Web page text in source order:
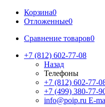
Корзина0
Отложенные0
Сравнение товаров0
+7 (812) 602-77-08
Назад
Телефоны
+7 (812) 602-77-
+7 (499) 380-77-
info@poip.ru E-